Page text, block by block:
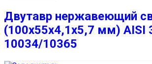
Двутавр нержавеющий
(100х55х4,1х5,7 мм) AISI
10034/10365